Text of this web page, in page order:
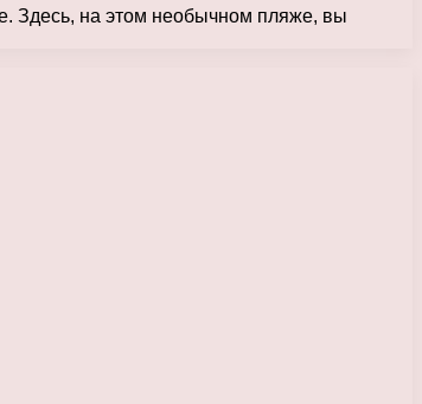
Здесь, на этом необычном пляже, вы